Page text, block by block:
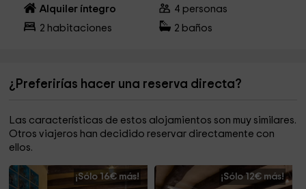
Alquiler íntegro 4 personas
2 habitaciones 2 baños
¿Preferirías hacer una reserva directa?
Las características de estos alojamientos son muy similares.
Otros viajeros han decidido reservar directamente con
ellos.
¡Sólo 16€ más! ¡Sólo 12€ más!